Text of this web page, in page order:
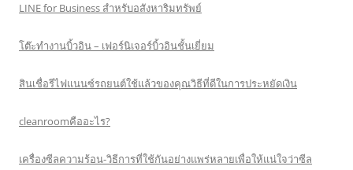
LINE for Business สำหรับอสังหาริมทรัพย์
โต๊ะทำงานบิ้วอิน – เฟอร์นิเจอร์บิ้วอินชั้นเยี่ยม
สินเชื่อรีไฟแนนซ์รถยนต์ใช้แล้วของคุณวิธีที่ดีในการประหยัดเงิน
cleanroomคืออะไร?
เครื่องซีลความร้อน-วิธีการที่ใช้กันอย่างแพร่หลายเพื่อให้แน่ใจว่าซีล